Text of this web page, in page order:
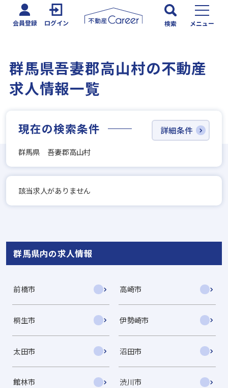
会員登録 ログイン 検索 メニュー
群馬県吾妻郡高山村の不動産
求人情報一覧
現在の検索条件
群馬県 吾妻郡高山村
詳細条件
該当求人がありません
群馬県内の求人情報
前橋市 高崎市
桐生市 伊勢崎市
太田市 沼田市
館林市 渋川市